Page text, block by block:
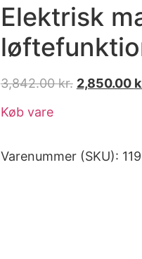
Elektrisk
3,842.00kr. 2,850.00
Køb vare
Varenummer (SKU):